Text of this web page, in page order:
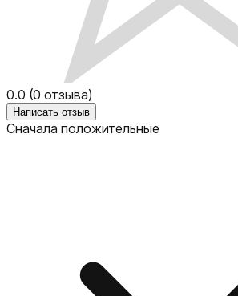
0.0 (0 отзыва)
Написать отзыв
Сначала положительные